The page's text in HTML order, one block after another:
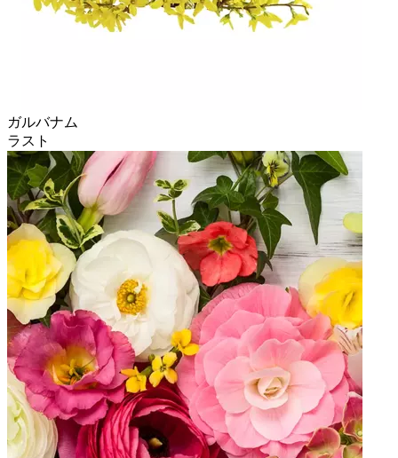
ガルバナム
ラスト